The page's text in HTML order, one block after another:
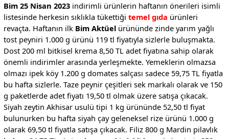
Bim 25 Nisan 2023 indirimli ürünlerin haftanın önerileri isimli
listesinde herkesin sıklıkla tükettiği temel gıda ürünleri
revaçta. Haftanın ilk Bim Aktüelürününde zinde yarım yağlı
tost peyniri 1.000 g ürünü 119 tl fiyatıyla sizlerle buluşmakta.
Dost 200 ml bitkisel krema 8,50 TL adet fiyatına sahip olarak
önemli indirimler arasında yerleşmekte. Yemeklerin olmazsa
olmazı ipek köy 1.200 g domates salçası sadece 59,75 TL fiyatla
bu hafta sizlerle. Taze peynir çeşitleri sek markalı olarak ve 150
g paketlerde adet fiyatı 19,50 tl olmak üzere satışa çıkacak.
Siyah zeytin Akhisar usulü tipi 1 kg ürününde 52,50 tl fiyat
bulunurken bu hafta siyah çay geleneksel rize ürünü 1.000 g
olarak 69,50 tl fiyatla satışa çıkacak. Filiz 800 g Mardin pilavlık